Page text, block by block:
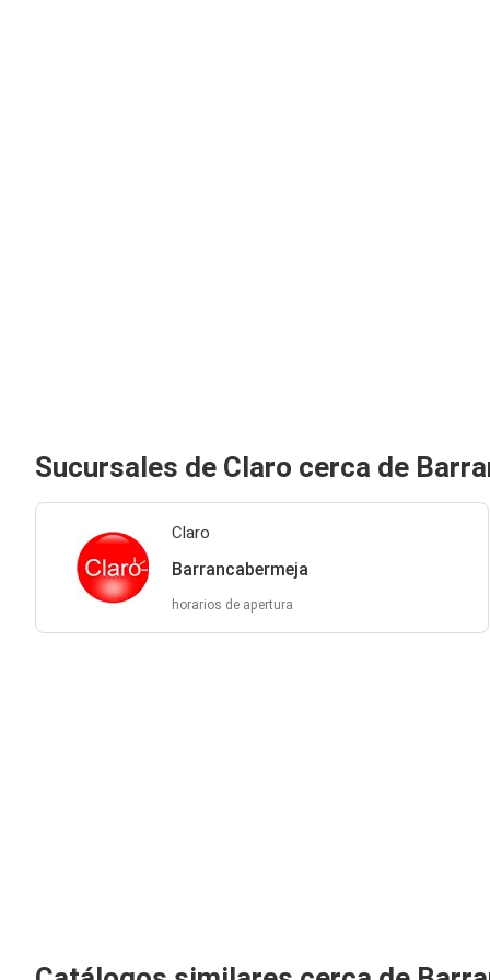
Sucursales de Claro cerca de
Claro
Barrancabermeja
horarios de apertura